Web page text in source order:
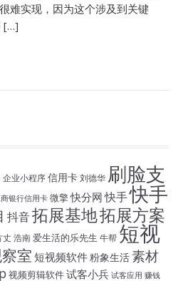
难实现，因为这个涉及到关键
[…]
企业小程序信用卡刘德华 刷脸支
银行信用卡 微擎快分网 快手快手
抖音拓展基地拓展方案
丈 浩南爱生活的乐先生 牛帮 短视
室 短视频软件粉象生活素材
视频剪辑软件试客小兵 试客应用 赚钱